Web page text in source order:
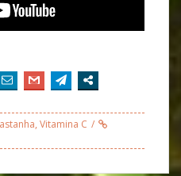
, Vitamina C